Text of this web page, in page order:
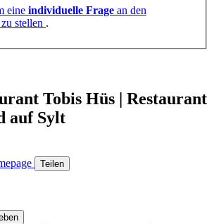
eine individuelle Frage an den
stellen .
Tobis Hüs | Restaurant
auf Sylt
Teilen